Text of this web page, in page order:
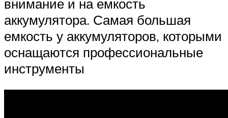
внимание и на емкость
аккумулятора. Самая большая
емкость у аккумуляторов, которыми
оснащаются профессиональные
инструменты